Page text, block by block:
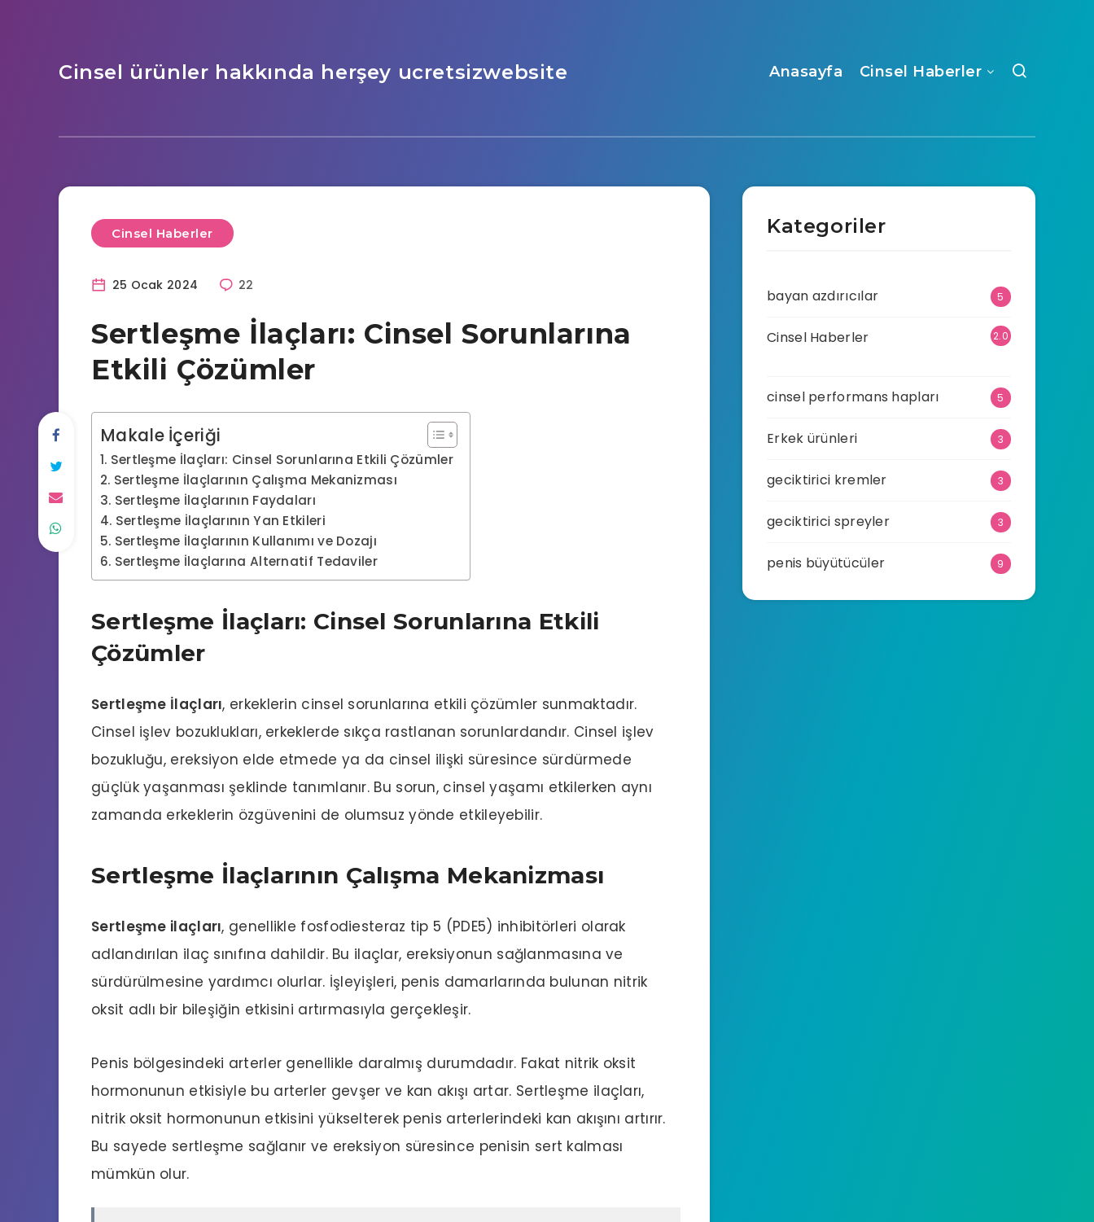
Cinsel ürünler hakkında herşey ucretsizwebsite Anasayfa Cinsel Haberler
Cinsel Haberler
25 Ocak 2024 22
Sertleşme İlaçları: Cinsel Sorunlarına
Etkili Çözümler
Makale İçeriği
Sertleşme İlaçları: Cinsel Sorunlarına Etkili Çözümler
Sertleşme İlaçlarının Çalışma Mekanizması
Sertleşme İlaçlarının Faydaları
Sertleşme İlaçlarının Yan Etkileri
Sertleşme İlaçlarının Kullanımı ve Dozajı
Sertleşme İlaçlarına Alternatif Tedaviler
Sertleşme İlaçları: Cinsel Sorunlarına Etkili
Çözümler
Sertleşme İlaçları, erkeklerin cinsel sorunlarına etkili çözümler sunmaktadır.
Cinsel işlev bozuklukları, erkeklerde sıkça rastlanan sorunlardandır. Cinsel işlev
bozukluğu, ereksiyon elde etmede ya da cinsel ilişki süresince sürdürmede
güçlük yaşanması şeklinde tanımlanır. Bu sorun, cinsel yaşamı etkilerken aynı
zamanda erkeklerin özgüvenini de olumsuz yönde etkileyebilir.
Sertleşme İlaçlarının Çalışma Mekanizması
Sertleşme ilaçları, genellikle fosfodiesteraz tip 5 (PDE5) inhibitörleri olarak
adlandırılan ilaç sınıfına dahildir. Bu ilaçlar, ereksiyonun sağlanmasına ve
sürdürülmesine yardımcı olurlar. İşleyişleri, penis damarlarında bulunan nitrik
oksit adlı bir bileşiğin etkisini artırmasıyla gerçekleşir.
Penis bölgesindeki arterler genellikle daralmış durumdadır. Fakat nitrik oksit
hormonunun etkisiyle bu arterler gevşer ve kan akışı artar. Sertleşme ilaçları,
nitrik oksit hormonunun etkisini yükselterek penis arterlerindeki kan akışını artırır.
Bu sayede sertleşme sağlanır ve ereksiyon süresince penisin sert kalması
mümkün olur.
Kategoriler
bayan azdırıcılar 5
Cinsel Haberler
2.0
cinsel performans hapları 5
Erkek ürünleri 3
geciktirici kremler 3
geciktirici spreyler 3
penis büyütücüler 9